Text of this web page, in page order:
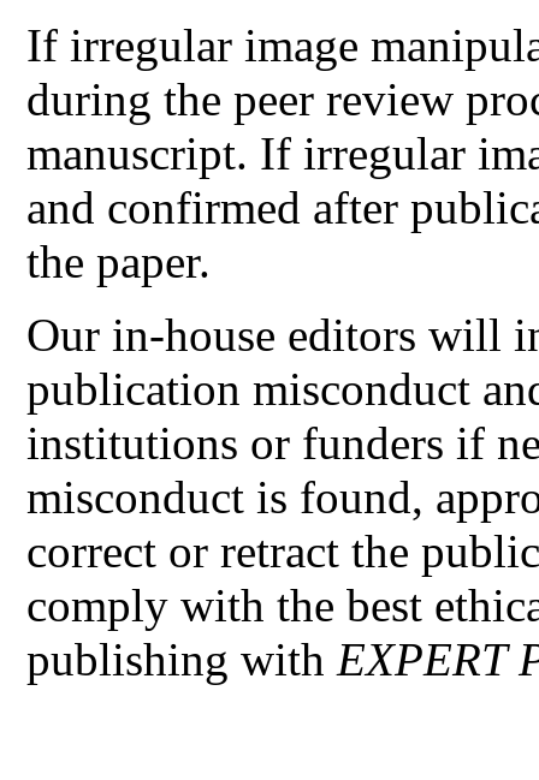
If irregular image
during the peer review
manuscript. If irregular
and confirmed after
the paper.
Our in-house editors will
publication misconduct
institutions or funders if
misconduct is found,
correct or retract the
comply with the best
publishing withEXPERT